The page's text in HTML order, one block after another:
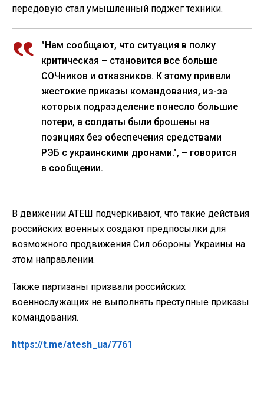
передовую стал умышленный поджег техники.
"Нам сообщают, что ситуация в полку
критическая – становится все больше
СОЧников и отказников. К этому привели
жестокие приказы командования, из-за
которых подразделение понесло большие
потери, а солдаты были брошены на
позициях без обеспечения средствами
РЭБ с украинскими дронами.", – говорится
в сообщении.
В движении АТЕШ подчеркивают, что такие действия
российских военных создают предпосылки для
возможного продвижения Сил обороны Украины на
этом направлении.
Также партизаны призвали российских
военнослужащих не выполнять преступные приказы
командования.
https://t.me/atesh_ua/7761